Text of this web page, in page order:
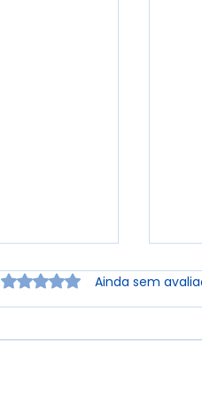
Avaliado com 0 de 5
Ainda sem